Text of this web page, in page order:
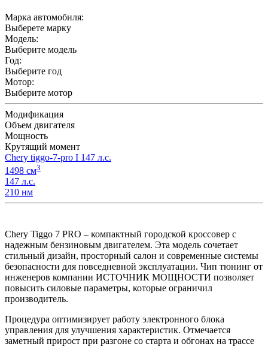
Марка автомобиля:
Выберете марку
Модель:
Выберите модель
Год:
Выберите год
Мотор:
Выберите мотор
Модификация
Объем двигателя
Мощность
Крутящий момент
Chery tiggo-7-pro I 147 л.с.
1498 см3
147 л.с.
210 нм
Chery Tiggo 7 PRO – компактный городской кроссовер с
надежным бензиновым двигателем. Эта модель сочетает
стильный дизайн, просторный салон и современные системы
безопасности для повседневной эксплуатации. Чип тюнинг от
инженеров компании ИСТОЧНИК МОЩНОСТИ позволяет
повысить силовые параметры, которые ограничил
производитель.
Процедура оптимизирует работу электронного блока
управления для улучшения характеристик. Отмечается
заметный прирост при разгоне со старта и обгонах на трассе